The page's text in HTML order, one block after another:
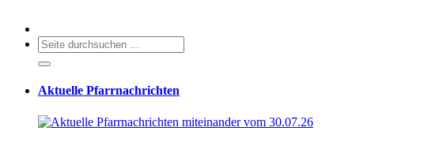
Aktuelle Pfarrnachrichten